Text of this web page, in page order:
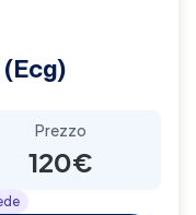
Prezzo
120€